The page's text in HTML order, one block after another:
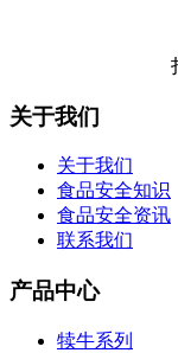
关于我们
关于我们
食品安全知识
食品安全资讯
联系我们
产品中心
犊牛系列